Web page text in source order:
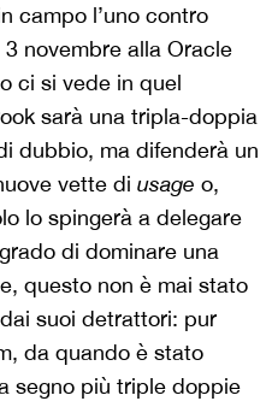
campo l’uno contro
novembre alla Oracle
ci si vede in quel
sarà una tripla-doppia
dubbio, ma difenderà un
vette di usage o,
lo spingerà a delegare
di dominare una
questo non è mai stato
suoi detrattori: pur
da quando è stato
segno più triple doppie